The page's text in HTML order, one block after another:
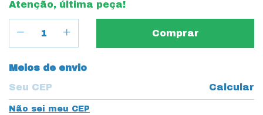
Atenção, última peça!
Entregas para o CEP:
Meios de envio
Calcular
Não sei meu CEP